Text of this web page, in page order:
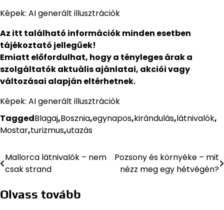
Képek: AI generált illusztrációk
Az itt található információk minden esetben
tájékoztató jellegűek!
Emiatt előfordulhat, hogy a tényleges árak a
szolgáltatók aktuális ajánlatai, akciói vagy
változásai alapján eltérhetnek.
Képek: AI generált illusztrációk
TaggedBlagaj,Bosznia,egynapos,kirándulás,látnivalók,
Mostar,turizmus,utazás
Bejegyzés
Mallorca látnivalók – nem
csak strand
Pozsony és környéke – mit
nézz meg egy hétvégén?
Olvass tovább